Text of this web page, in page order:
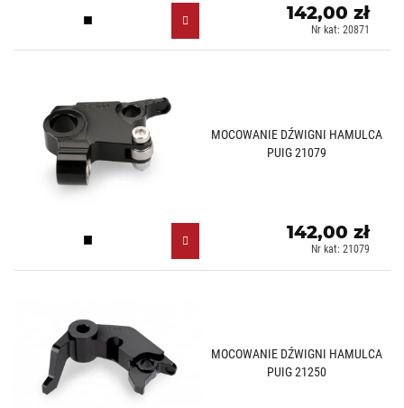
Czarny (N)
142,00 zł
Nr kat: 20871
MOCOWANIE DŹWIGNI HAMULCA
PUIG 21079
Czarny (N)
142,00 zł
Nr kat: 21079
MOCOWANIE DŹWIGNI HAMULCA
PUIG 21250